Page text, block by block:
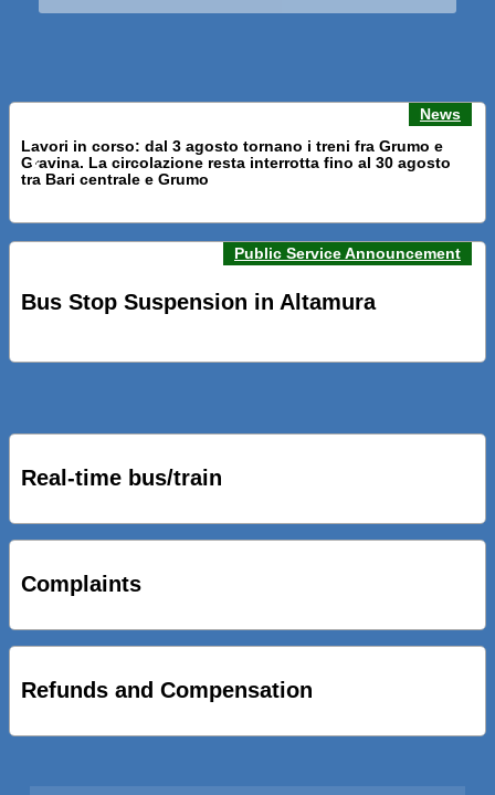
News
Lavori in corso: dal 3 agosto tornano i treni fra Grumo e
Gravina. La circolazione resta interrotta fino al 30 agosto
tra Bari centrale e Grumo
PRESENTATI A BARI NUOVI SERVIZI FALMAPS E LIVECHAT.
IL TUO BUS ED IL TUO TRENO
CICLOPEDONALE FAL CONSEGNA ALLA CITTA’ LE NOVE
OPERE DEL PROGETTO
AL VIA SERVIZIO DI BIKE SHARING A POTENZA CON
VAIMOO PER UTENTI FAL SCONTI SULL’UTILIZZO DELLE
Previous news Next
Public Service Announcement
Bus Stop Suspension in Altamura
Real-time bus/train
Complaints
Refunds and Compensation